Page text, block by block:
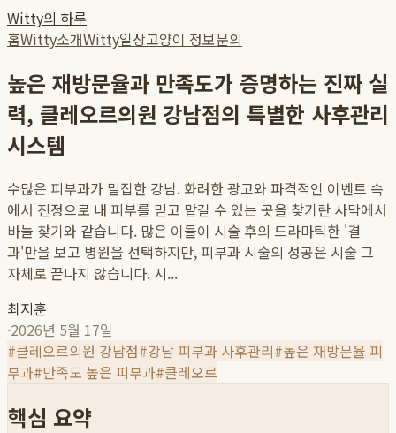
Witty의 하루
홈Witty소개Witty일상고양이 정보문의
높은 재방문율과 만족도가 증명하는 진짜 실
력, 클레오르의원 강남점의 특별한 사후관리
시스템
수많은 피부과가 밀집한 강남. 화려한 광고와 파격적인 이벤트 속
에서 진정으로 내 피부를 믿고 맡길 수 있는 곳을 찾기란 사막에서
바늘 찾기와 같습니다. 많은 이들이 시술 후의 드라마틱한 '결
과'만을 보고 병원을 선택하지만, 피부과 시술의 성공은 시술 그
자체로 끝나지 않습니다. 시...
최지훈
·2026년 5월 17일
#클레오르의원 강남점#강남 피부과 사후관리#높은 재방문율 피
부과#만족도 높은 피부과#클레오르
핵심 요약